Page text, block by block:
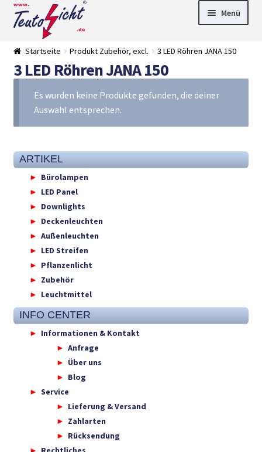
Zur
Navigation
springen
Springe
zum
Menü
►
t
Downlights
►
Deckenleuch
►
►
Versandarten
► Zahlarten
Startseite Produkt Zubehör, excl. 3 LED Röhren JANA 150
3 LED Röhren JANA 150
Es wurden keine Produkte gefunden, die deiner
Auswahl entsprechen.
ARTIKEL
Bürolampen
LED Panel
Downlights
Deckenleuchten
Außenleuchten
LED Streifen
Pflanzenlicht
Zubehör
Leuchtmittel
INFO CENTER
Informationen & Kontakt
Anfrage
Über uns
Blog
Service
Lieferung & Versand
Zahlarten
Rücksendung